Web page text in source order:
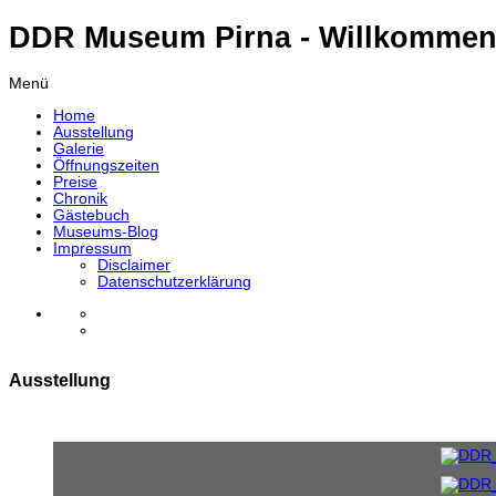
DDR Museum Pirna -
Menü
Home
Ausstellung
Galerie
Öffnungszeiten
Preise
Chronik
Gästebuch
Museums-Blog
Impressum
Disclaimer
Datenschutzerklärung
Ausstellung